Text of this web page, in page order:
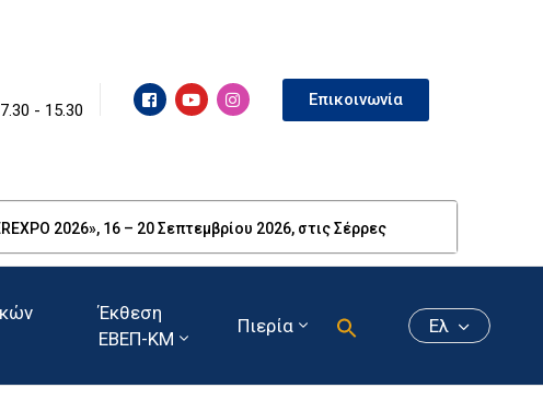
- 15.30
Επικοινωνία
2026», 16 – 20 Σεπτεμβρίου 2026, στις Σέρρες
Έκθεση
ΕΒΕΠ-ΚΜ
Πιερία Ελ